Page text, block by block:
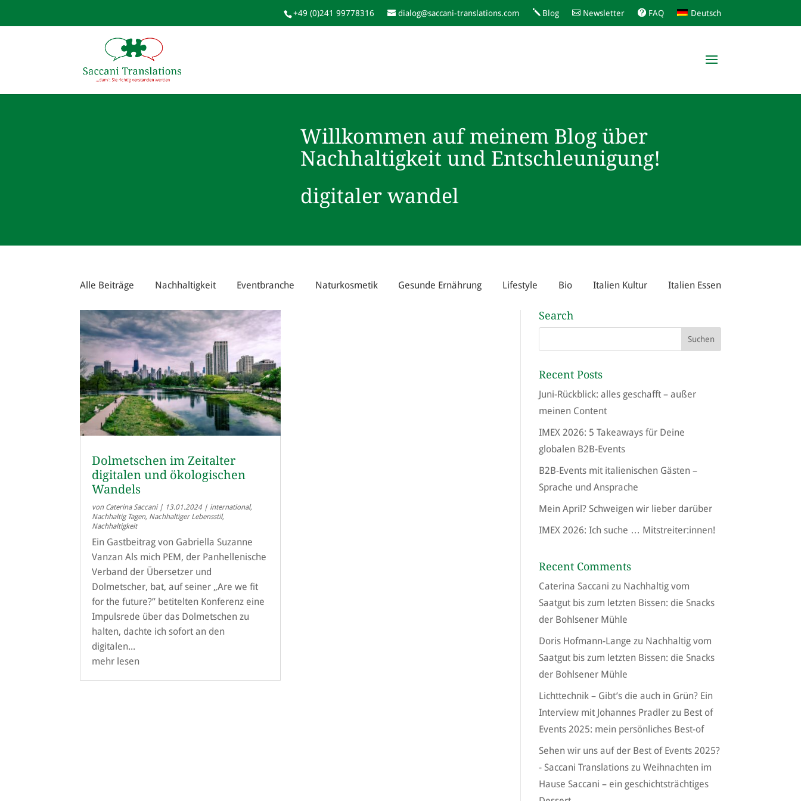
+49 (0)241 99778316 dialog@saccani-translations.com Blog Newsletter FAQ Deutsch
Willkommen auf meinem Blog über
Nachhaltigkeit und Entschleunigung!
digitaler wandel
Alle Beiträge Nachhaltigkeit Eventbranche Naturkosmetik Gesunde Ernährung Lifestyle Bio Italien Kultur Italien Essen
Dolmetschen im Zeitalter
digitalen und ökologischen
Wandels
von Caterina Saccani| 13.01.2024 | international,
Nachhaltig Tagen, Nachhaltiger Lebensstil,
Nachhaltigkeit
Ein Gastbeitrag von Gabriella Suzanne
Vanzan Als mich PEM, der Panhellenische
Verband der Übersetzer und
Dolmetscher, bat, auf seiner „Are we fit
for the future?” betitelten Konferenz eine
Impulsrede über das Dolmetschen zu
halten, dachte ich sofort an den
digitalen...
mehr lesen
Search
Recent Posts
Juni-Rückblick: alles geschafft – außer
meinen Content
IMEX 2026: 5 Takeaways für Deine
globalen B2B-Events
B2B-Events mit italienischen Gästen –
Sprache und Ansprache
Mein April? Schweigen wir lieber darüber
IMEX 2026: Ich suche … Mitstreiter:innen!
Recent Comments
Caterina Saccani zu Nachhaltig vom
Saatgut bis zum letzten Bissen: die Snacks
der Bohlsener Mühle
Doris Hofmann-Lange zu Nachhaltig vom
Saatgut bis zum letzten Bissen: die Snacks
der Bohlsener Mühle
Lichttechnik – Gibt’s die auch in Grün? Ein
Interview mit Johannes Pradlerzu Best of
Events 2025: mein persönliches Best-of
Sehen wir uns auf der Best of Events 2025?
- Saccani Translationszu Weihnachten im
Hause Saccani – ein geschichtsträchtiges